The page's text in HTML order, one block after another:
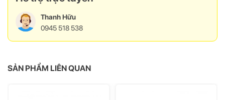
Thanh Hữu
0945 518 538
SẢN PHẨM LIÊN QUAN